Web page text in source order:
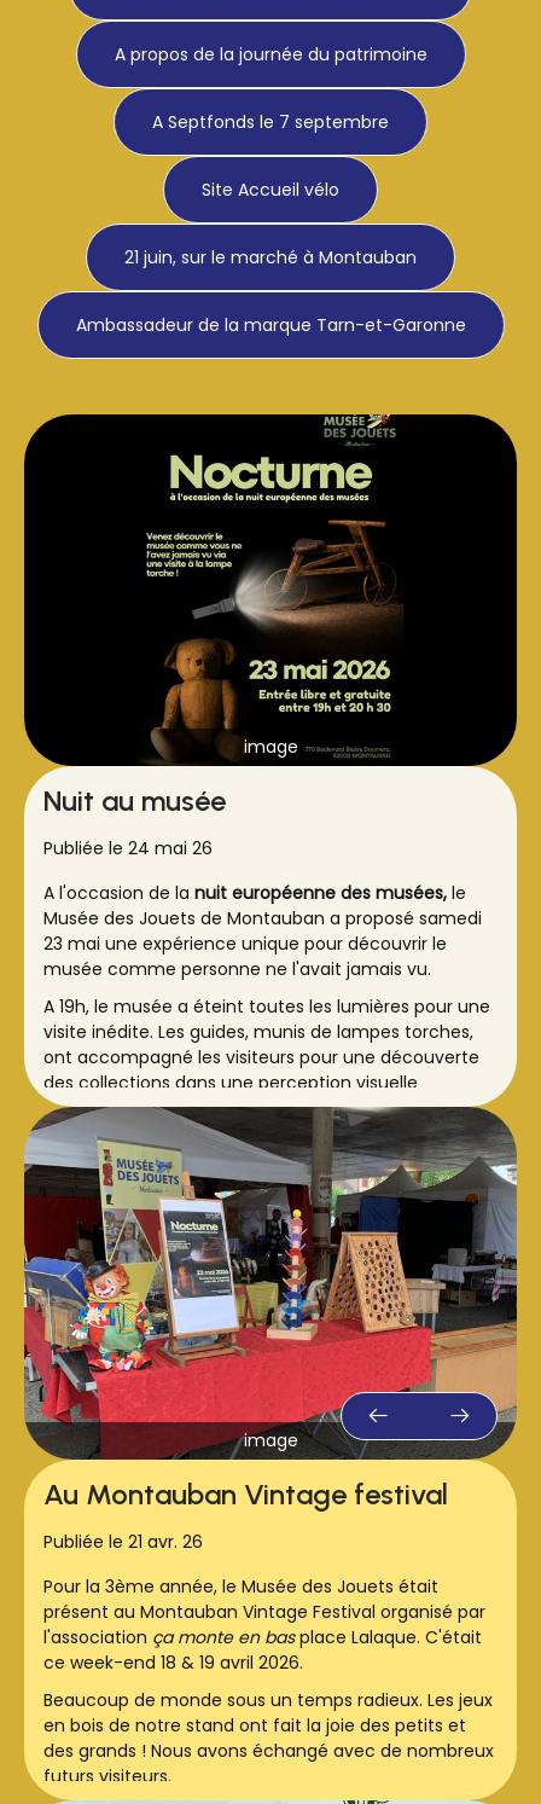
A propos de la journée du patrimoine
A Septfonds le 7 septembre
Site Accueil vélo
21 juin, sur le marché à Montauban
Ambassadeur de la marque Tarn-et-Garonne
image
Nuit au musée
Publiée le 24 mai 26
A l'occasion de la nuit européenne des musées, le
Musée des Jouets de Montauban a proposé samedi
23 mai une expérience unique pour découvrir le
musée comme personne ne l'avait jamais vu.
A 19h, le musée a éteint toutes les lumières pour une
visite inédite. Les guides, munis de lampes torches,
ont accompagné les visiteurs pour une découverte
des collections dans une perception visuelle
inhabituelle et pleine de surprises.
Le public était au rendez-vous : une belle affluence
pour cette première.
image
Au Montauban Vintage festival
Publiée le 21 avr. 26
Pour la 3ème année, le Musée des Jouets était
présent au Montauban Vintage Festival organisé par
l'association ça monte en basplace Lalaque. C'était
ce week-end 18 & 19 avril 2026.
Beaucoup de monde sous un temps radieux. Les jeux
en bois de notre stand ont fait la joie des petits et
des grands ! Nous avons échangé avec de nombreux
futurs visiteurs.